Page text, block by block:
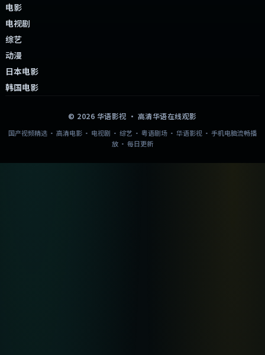
电影
电视剧
综艺
动漫
日本电影
韩国电影
© 2026 华语影视 · 高清华语在线观影
国产视频精选 · 高清电影 · 电视剧 · 综艺 · 粤语剧场 · 华语影视 · 手机电脑流畅播
放 · 每日更新